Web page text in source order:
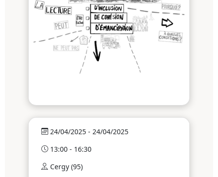
24/04/2025 - 24/04/2025
13:00 - 16:30
Cergy (95)